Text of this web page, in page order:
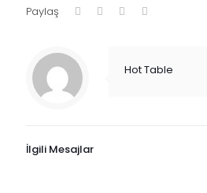
Paylaş
Hot Table
İlgili Mesajlar